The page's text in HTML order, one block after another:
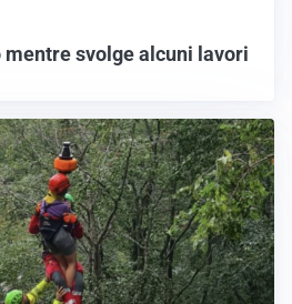
mentre svolge alcuni lavori